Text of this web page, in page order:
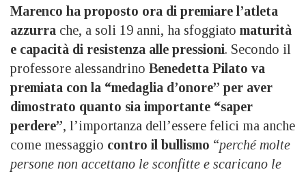
Marenco ha proposto ora di premiare l’atleta
azzurra che, a soli 19 anni, ha sfoggiato maturità
e capacità di resistenza alle pressioni. Secondo il
professore alessandrino Benedetta Pilato va
premiata con la “medaglia d’onore” per aver
dimostrato quanto sia importante “saper
perdere”, l’importanza dell’essere felici ma anche
come messaggio contro il bullismo “perché molte
persone non accettano le sconfitte e scaricano le